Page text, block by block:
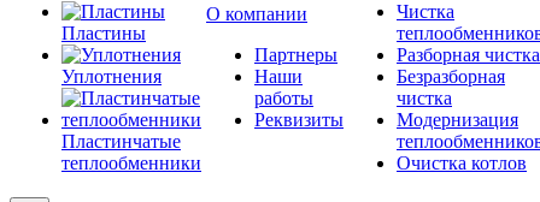
Пластины
Уплотнения
Пластинчатые
теплообменники
О компании
Партнеры
Наши
работы
Реквизиты
Чистка
Разборная чистка
Безразборная
чистка
Модернизация
Очистка котлов